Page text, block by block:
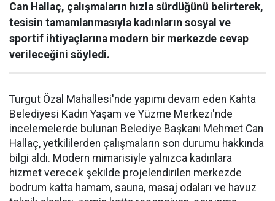
Can Hallaç, çalışmaların hızla sürdüğünü belirterek,
tesisin tamamlanmasıyla kadınların sosyal ve
sportif ihtiyaçlarına modern bir merkezde cevap
verileceğini söyledi.
Turgut Özal Mahallesi'nde yapımı devam eden Kahta
Belediyesi Kadın Yaşam ve Yüzme Merkezi'nde
incelemelerde bulunan Belediye Başkanı Mehmet Can
Hallaç, yetkililerden çalışmaların son durumu hakkında
bilgi aldı. Modern mimarisiyle yalnızca kadınlara
hizmet verecek şekilde projelendirilen merkezde
bodrum katta hamam, sauna, masaj odaları ve havuz